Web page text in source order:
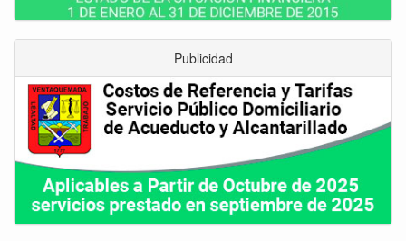
Publicidad